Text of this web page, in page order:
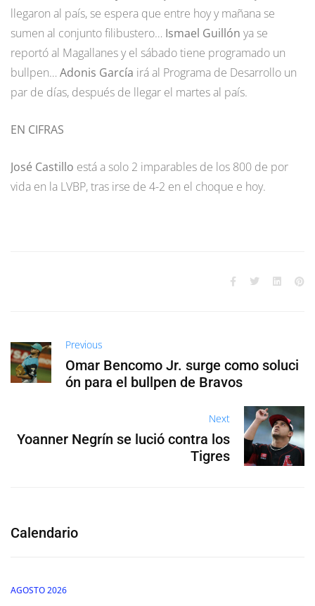
llegaron al país, se espera que entre hoy y mañana se
sumen al conjunto filibustero… Ismael Guillón ya se
reportó al Magallanes y el sábado tiene programado un
bullpen… Adonis García irá al Programa de Desarrollo un
par de días, después de llegar el martes al país.
EN CIFRAS
José Castillo está a solo 2 imparables de los 800 de por
vida en la LVBP, tras irse de 4-2 en el choque e hoy.
Previous
Omar Bencomo Jr. surge como soluci
ón para el bullpen de Bravos
Next
Yoanner Negrín se lució contra los
Tigres
Calendario
AGOSTO 2026